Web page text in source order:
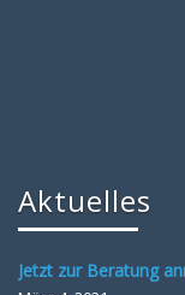
Aktuelles
Jetzt zur Beratung